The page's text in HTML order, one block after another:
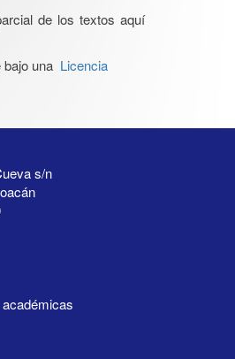
de los textos aquí
una Licencia
s/n